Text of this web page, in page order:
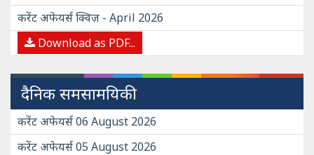
करेंट अफेयर्स क्विज़ - April 2026
Download as PDF...
दैनिक समसामयिकी
करेंट अफेयर्स 06 August 2026
करेंट अफेयर्स 05 August 2026